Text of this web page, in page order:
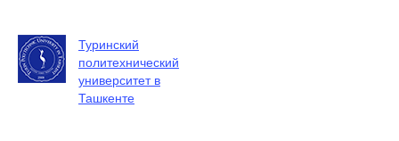
Туринский
политехнический
университет в
Ташкенте